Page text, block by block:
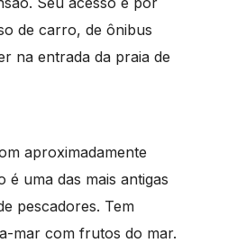
de carro, de ônibus
na entrada da praia de
aproximadamente
é uma das mais antigas
pescadores. Tem
mar com frutos do mar.